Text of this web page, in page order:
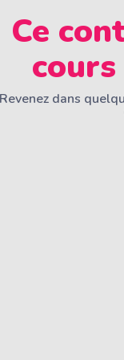
Ce
Revenez dans